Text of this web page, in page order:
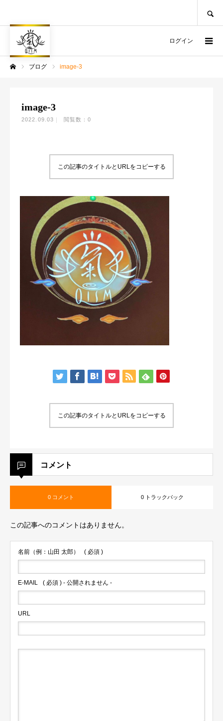
ログイン
ブログ image-3
image-3
2022.09.03 閲覧数：0
この記事のタイトルとURLをコピーする
この記事のタイトルとURLをコピーする
コメント
0 コメント 0 トラックバック
この記事へのコメントはありません。
名前（例：山田 太郎） ( 必須 )
E-MAIL ( 必須 ) - 公開されません -
URL